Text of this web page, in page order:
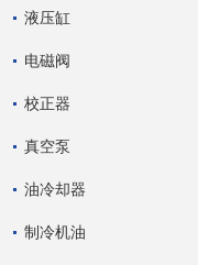
液压缸
电磁阀
校正器
真空泵
油冷却器
制冷机油